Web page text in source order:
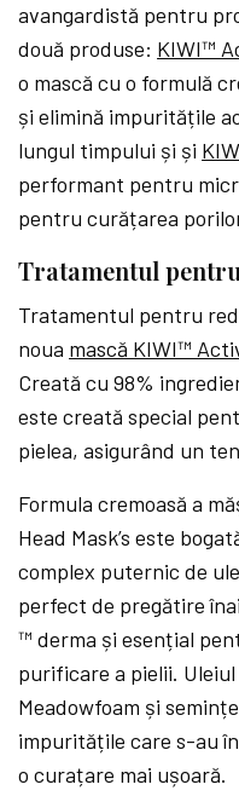
avangardistă pentru
două produse: KIWI™
o mască cu o formulă
și elimină impuritățile
lungul timpului și și
performant pentru
pentru curățarea
Tratamentul
Tratamentul pentru
noua mască KIWI™
Creată cu 98%
este creată special
pielea, asigurând un
Formula cremoasă a
Head Mask’s este
complex puternic de
perfect de pregătire
™ derma și esențial
purificare a pielii.
Meadowfoam și
impuritățile care s-au
o curațare mai ușoară.